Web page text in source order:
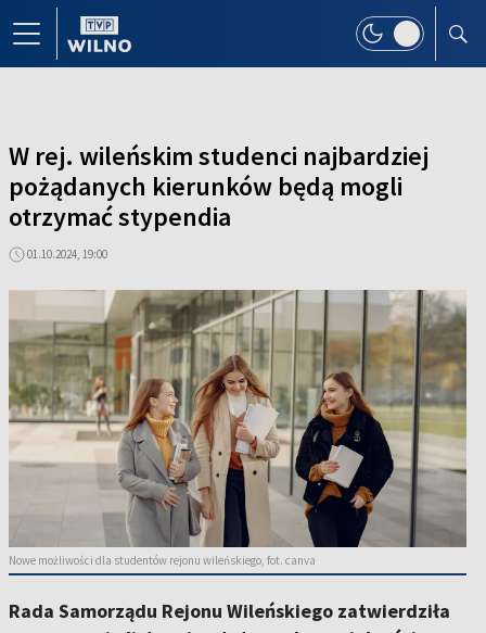
W rej. wileńskim studenci najbardziej
pożądanych kierunków będą mogli
otrzymać stypendia
01.10.2024, 19:00
Nowe możliwości dla studentów rejonu wileńskiego, fot. canva
Rada Samorządu Rejonu Wileńskiego zatwierdziła